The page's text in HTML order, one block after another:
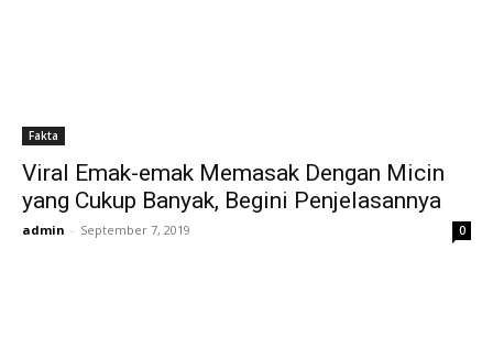
Fakta
Viral Emak-emak Memasak Dengan Micin
yang Cukup Banyak, Begini Penjelasannya
admin - September 7, 2019 0